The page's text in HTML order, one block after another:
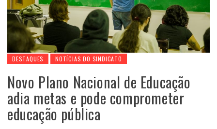
DESTAQUES NOTÍCIAS DO SINDICATO
Novo Plano Nacional de Educação
adia metas e pode comprometer
educação pública